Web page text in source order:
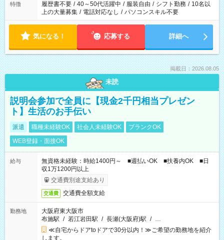
特徴 履歴書不要 / 40～50代活躍中 / 服装自由 / シフト勤務 / 10名以
上の大量募集 / 電話対応なし / パソコンスキル不要
気になる！ 応募する 詳細へ
掲載日：2026.08.05
未読
説明会参加で全員に【現金2千円相当プレゼン
ト】生活のお手伝い
派遣 職種未経験OK 社会人未経験OK
ブランクOK
WEB登録・面接OK
給与
無資格未経験：時給1400円～ ■週払いOK ■扶養内OK ■日
収1万1200円以上
交通費別途支給あり
交通費 交通費全額支給
勤務地
大阪府東大阪市
布施駅 / 若江岩田駅 / 長瀬(大阪府)駅 / …
≪自宅からドアtoドアで30分以内！≫ご希望の勤務地を紹介
します。